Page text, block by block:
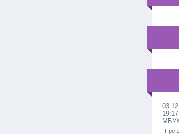
19:17
Про